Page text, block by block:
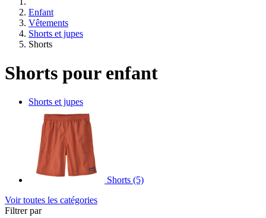
Enfant
Vêtements
Shorts et jupes
Shorts
Shorts pour enfant
Shorts et jupes
Shorts (5)
Voir toutes les catégories
Filtrer par